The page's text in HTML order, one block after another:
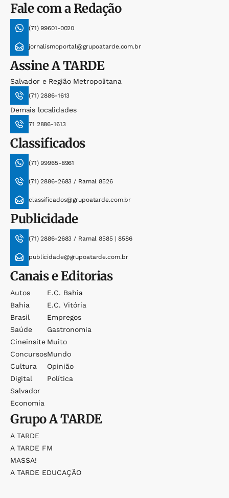
Fale com a Redação
(71) 99601-0020
jornalismoportal@grupoatarde.com.br
AssineA TARDE
Salvador e Região Metropolitana
(71) 2886-1613
Demais localidades
71 2886-1613
Classificados
(71) 99965-8961
(71) 2886-2683 / Ramal 8526
classificados@grupoatarde.com.br
Publicidade
(71) 2886-2683 / Ramal 8585 | 8586
publicidade@grupoatarde.com.br
Canais e Editorias
Autos
Bahia
Brasil
Saúde
Cineinsite
Concursos
Cultura
Digital
Salvador
Economia
E.c. Bahia
E.c. Vitória
Empregos
Gastronomia
Muito
Mundo
Opinião
Política
GrupoA TARDE
A TARDE
A TARDE FM
MASSA!
A TARDE EDUCAÇÃO